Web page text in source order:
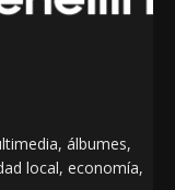
álbumes,
local, economía,